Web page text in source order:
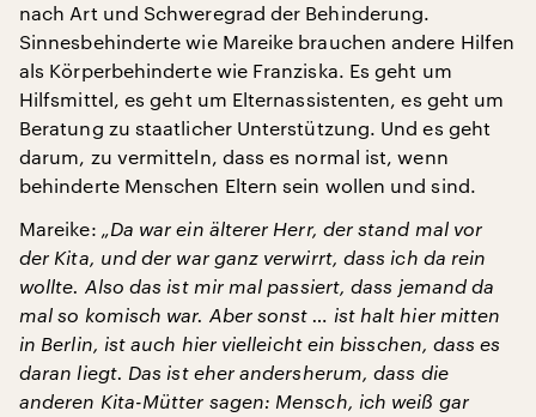
nach Art und Schweregrad der Behinderung.
Sinnesbehinderte wie Mareike brauchen andere Hilfen
als Körperbehinderte wie Franziska. Es geht um
Hilfsmittel, es geht um Elternassistenten, es geht um
Beratung zu staatlicher Unterstützung. Und es geht
darum, zu vermitteln, dass es normal ist, wenn
behinderte Menschen Eltern sein wollen und sind.
Mareike: „Da war ein älterer Herr, der stand mal vor
der Kita, und der war ganz verwirrt, dass ich da rein
wollte. Also das ist mir mal passiert, dass jemand da
mal so komisch war. Aber sonst … ist halt hier mitten
in Berlin, ist auch hier vielleicht ein bisschen, dass es
daran liegt. Das ist eher andersherum, dass die
anderen Kita-Mütter sagen: Mensch, ich weiß gar